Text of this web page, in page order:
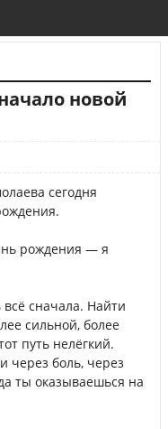
новой
сегодня
рождения — я
сначала. Найти
сильной, более
путь нелёгкий.
через боль, через
ты оказываешься на